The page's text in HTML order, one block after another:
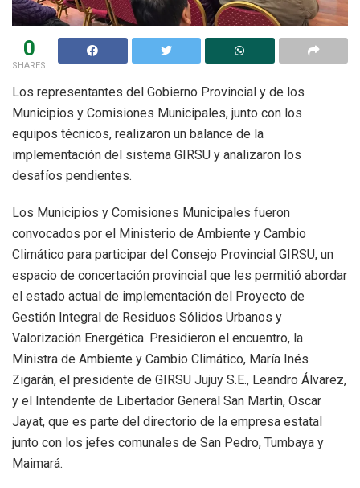
0
SHARES
Los representantes del Gobierno Provincial y de los
Municipios y Comisiones Municipales, junto con los
equipos técnicos, realizaron un balance de la
implementación del sistema GIRSU y analizaron los
desafíos pendientes.
Los Municipios y Comisiones Municipales fueron
convocados por el Ministerio de Ambiente y Cambio
Climático para participar del Consejo Provincial GIRSU, un
espacio de concertación provincial que les permitió abordar
el estado actual de implementación del Proyecto de
Gestión Integral de Residuos Sólidos Urbanos y
Valorización Energética. Presidieron el encuentro, la
Ministra de Ambiente y Cambio Climático, María Inés
Zigarán, el presidente de GIRSU Jujuy S.E., Leandro Álvarez,
y el Intendente de Libertador General San Martín, Oscar
Jayat, que es parte del directorio de la empresa estatal
junto con los jefes comunales de San Pedro, Tumbaya y
Maimará.